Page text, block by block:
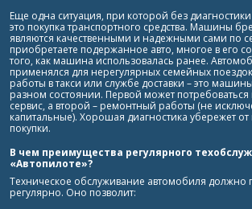
Еще одна ситуация, при которой без
это покупка транспортного средства. Машины
являются качественными и надежными сами по
приобретаете подержанное авто, многое в его
того, как машина использовалась ранее.
применялся для нерегулярных семейных
работы в такси или службе доставки – это
разном состоянии. Первой может
сервис, а второй – ремонтный работы (не
капитальные). Хорошая диагностика убережет
покупки.
В чем преимущества регулярного
«Автопилоте»?
Техническое обслуживание автомобиля должно
регулярно. Оно позволит: